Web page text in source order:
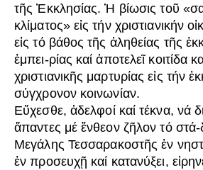
τῆς Ἐκκλησίας. Ἡ βίωσις τοῦ
κλίματος» εἰς τήν χριστιανικήν
εἰς τό βάθος τῆς ἀληθείας τῆς
ἐμπει-ρίας καί ἀποτελεῖ κοιτίδα
χριστιανικῆς μαρτυρίας εἰς τήν
σύγχρονον κοινωνίαν.
Εὔχεσθε, ἀδελφοί καί τέκνα, νά
ἅπαντες μέ ἔνθεον ζῆλον τό στά-
Μεγάλης Τεσσαρακοστῆς ἐν
ἐν προσευχῇ καί κατανύξει,